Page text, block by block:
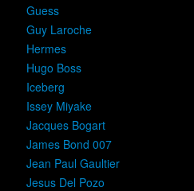
Guess
Guy Laroche
Hermes
Hugo Boss
Iceberg
Issey Miyake
Jacques Bogart
James Bond 007
Jean Paul Gaultier
Jesus Del Pozo